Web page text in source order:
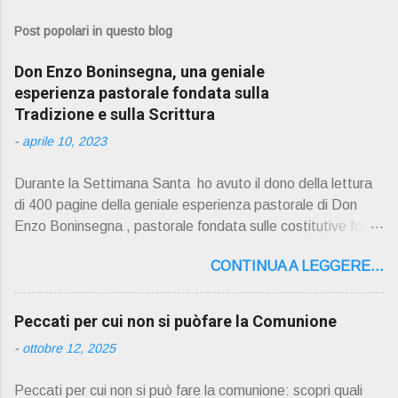
Post popolari in questo blog
Don Enzo Boninsegna, una geniale
esperienza pastorale fondata sulla
Tradizione e sulla Scrittura
- aprile 10, 2023
Durante la Settimana Santa ho avuto il dono della lettura
di 400 pagine della geniale esperienza pastorale di Don
Enzo Boninsegna , pastorale fondata sulle costitutive fon ti
Dio giunta in continuit à ecclesiale a noi per mezzo di Gesù,
degli Apostoli e dei loro successori . Io don Gino Oliosi v
orrei contribuire ad una lettura non pregiudiziale su don
Enzo Boninsegna . Per gli ultimi tempi di vita l'ho scelto
come Confessore. Del suo volume " ERO "CURATO" …
CONTINUA A LEGGERE...
Peccati per cui non si puòfare la Comunione
- ottobre 12, 2025
Peccati per cui non si può fare la comunione: scopri quali